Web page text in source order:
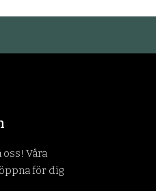
Våra
för dig